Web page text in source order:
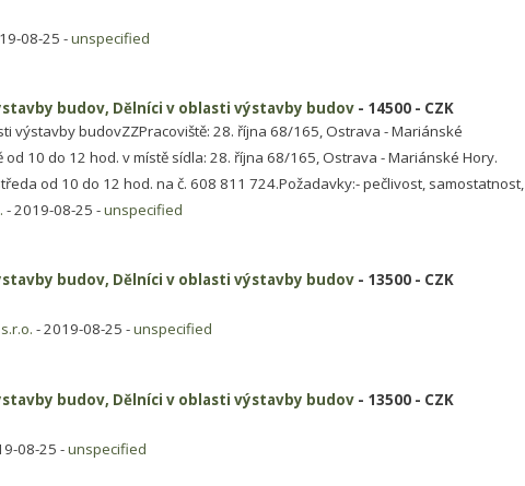
08-25 -unspecified
budov, Dělníci v oblasti výstavby budov - 14500 - CZK
výstavby budovZZPracoviště: 28. října 68/165, Ostrava - Mariánské
10 do 12 hod. v místě sídla: 28. října 68/165, Ostrava - Mariánské Hory.
od 10 do 12 hod. na č. 608 811 724.Požadavky:- pečlivost, samostatnost,
- 2019-08-25 -unspecified
budov, Dělníci v oblasti výstavby budov - 13500 - CZK
- 2019-08-25 -unspecified
budov, Dělníci v oblasti výstavby budov - 13500 - CZK
08-25 -unspecified